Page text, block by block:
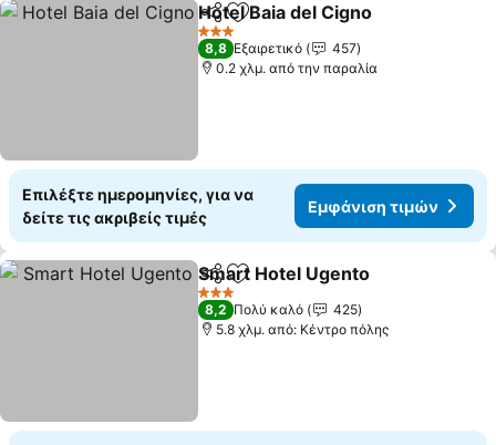
Κοινοποίηση
Προσθήκη στα αγαπημένα
Hotel Baia del Cigno
3 Αστέρια
8,8 Εξαιρετικό
457
0.2 χλμ. από την παραλία
Επιλέξτε ημερομηνίες, για να
δείτε τις ακριβείς τιμές
Εμφάνιση τιμών
Κοινοποίηση
Προσθήκη στα αγαπημένα
Smart Hotel Ugento
3 Αστέρια
8,2 Πολύ καλό
425
5.8 χλμ. από: Κέντρο πόλης